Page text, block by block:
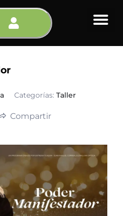
Categorías:Taller
Compartir